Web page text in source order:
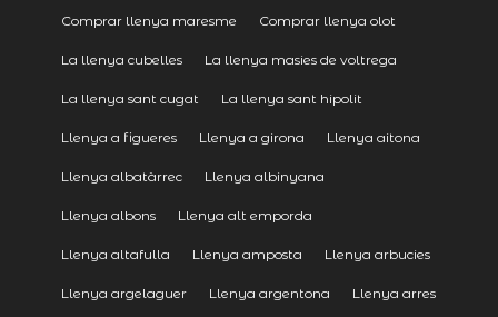
Comprar llenya maresme Comprar llenya olot
La llenya cubelles La llenya masies de voltrega
La llenya sant cugat La llenya sant hipolit
Llenya a figueres Llenya a girona Llenya aitona
Llenya albatàrrec Llenya albinyana
Llenya albons Llenya alt emporda
Llenya altafulla Llenya amposta Llenya arbucies
Llenya argelaguer Llenya argentona Llenya arres